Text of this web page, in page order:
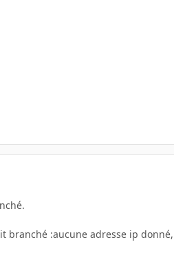
branché :aucune adresse ip